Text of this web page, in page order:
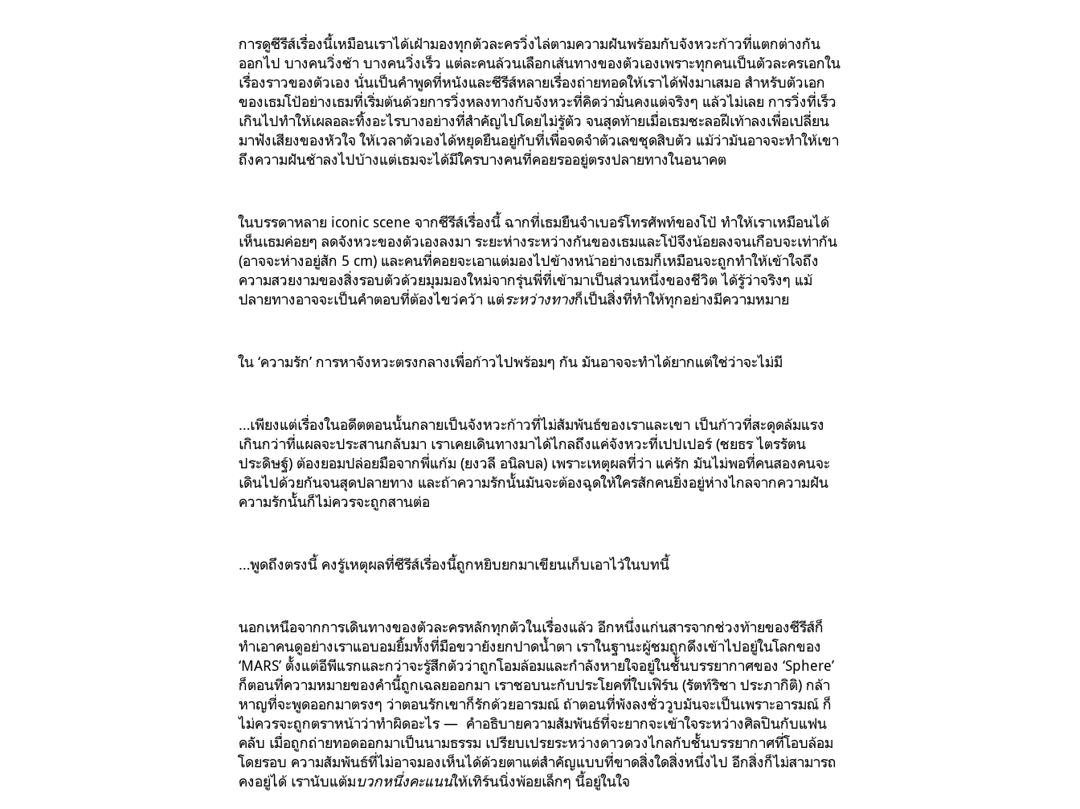
การดูซีรีส์เรื่องนี้เหมือนเราได้เฝ้ามองทุกตัวละครวิ่งไล่ตามความฝันพร้อมกับจังหวะก้าวที่แตกต่างกัน
ออกไป บางคนวิ่งช้า บางคนวิ่งเร็ว แต่ละคนล้วนเลือกเส้นทางของตัวเองเพราะทุกคนเป็นตัวละครเอกใน
เรื่องราวของตัวเอง นั่นเป็นคำพูดที่หนังและซีรีส์หลายเรื่องถ่ายทอดให้เราได้ฟังมาเสมอ สำหรับตัวเอก
ของเธมโป้อย่างเธมที่เริ่มต้นด้วยการวิ่งหลงทางกับจังหวะที่คิดว่ามั่นคงแต่จริงๆ แล้วไม่เลย การวิ่งที่เร็ว
เกินไปทำให้เผลอละทิ้งอะไรบางอย่างที่สำคัญไปโดยไม่รู้ตัว จนสุดท้ายเมื่อเธมชะลอฝีเท้าลงเพื่อเปลี่ยน
มาฟังเสียงของหัวใจ ให้เวลาตัวเองได้หยุดยืนอยู่กับที่เพื่อจดจำตัวเลขชุดสิบตัว แม้ว่ามันอาจจะทำให้เขา
ถึงความฝันช้าลงไปบ้างแต่เธมจะได้มีใครบางคนที่คอยรออยู่ตรงปลายทางในอนาคต
ในบรรดาหลาย iconic scene จากซีรีส์เรื่องนี้ ฉากที่เธมยืนจำเบอร์โทรศัพท์ของโป้ ทำให้เราเหมือนได้
เห็นเธมค่อยๆ ลดจังหวะของตัวเองลงมา ระยะห่างระหว่างกันของเธมและโป้จึงน้อยลงจนเกือบจะเท่ากัน
(อาจจะห่างอยู่สัก 5 cm) และคนที่คอยจะเอาแต่มองไปข้างหน้าอย่างเธมก็เหมือนจะถูกทำให้เข้าใจถึง
ความสวยงามของสิ่งรอบตัวด้วยมุมมองใหม่จากรุ่นพี่ที่เข้ามาเป็นส่วนหนึ่งของชีวิต ได้รู้ว่าจริงๆ แม้
ปลายทางอาจจะเป็นคำตอบที่ต้องไขว่คว้า แต่ระหว่างทางก็เป็นสิ่งที่ทำให้ทุกอย่างมีความหมาย
ใน ‘ความรัก’ การหาจังหวะตรงกลางเพื่อก้าวไปพร้อมๆ กัน มันอาจจะทำได้ยากแต่ใช่ว่าจะไม่มี
…เพียงแต่เรื่องในอดีตตอนนั้นกลายเป็นจังหวะก้าวที่ไม่สัมพันธ์ของเราและเขา เป็นก้าวที่สะดุดล้มแรง
เกินกว่าที่แผลจะประสานกลับมา เราเคยเดินทางมาได้ไกลถึงแค่จังหวะที่เปปเปอร์ (ชยธร ไตรรัตน
ประดิษฐ์) ต้องยอมปล่อยมือจากพี่แก้ม (ยงวลี อนิลบล) เพราะเหตุผลที่ว่า แค่รัก มันไม่พอที่คนสองคนจะ
เดินไปด้วยกันจนสุดปลายทาง และถ้าความรักนั้นมันจะต้องฉุดให้ใครสักคนยิ่งอยู่ห่างไกลจากความฝัน
ความรักนั้นก็ไม่ควรจะถูกสานต่อ
…พูดถึงตรงนี้ คงรู้เหตุผลที่ซีรีส์เรื่องนี้ถูกหยิบยกมาเขียนเก็บเอาไว้ในบทนี้
นอกเหนือจากการเดินทางของตัวละครหลักทุกตัวในเรื่องแล้ว อีกหนึ่งแก่นสารจากช่วงท้ายของซีรีส์ก็
ทำเอาคนดูอย่างเราแอบอมยิ้มทั้งที่มือขวายังยกปาดน้ำตา เราในฐานะผู้ชมถูกดึงเข้าไปอยู่ในโลกของ
‘MARS’ ตั้งแต่อีพีแรกและกว่าจะรู้สึกตัวว่าถูกโอมล้อมและกำลังหายใจอยู่ในชั้นบรรยากาศของ ‘Sphere’
ก็ตอนที่ความหมายของคำนี้ถูกเฉลยออกมา เราชอบนะกับประโยคที่ใบเฟิร์น (รัตท์ริชา ประภากิติ) กล้า
หาญที่จะพูดออกมาตรงๆ ว่าตอนรักเขาก็รักด้วยอารมณ์ ถ้าตอนที่พังลงชั่ววูบมันจะเป็นเพราะอารมณ์ ก็
ไม่ควรจะถูกตราหน้าว่าทำผิดอะไร — คำอธิบายความสัมพันธ์ที่จะยากจะเข้าใจระหว่างศิลปินกับแฟน
คลับ เมื่อถูกถ่ายทอดออกมาเป็นนามธรรม เปรียบเปรยระหว่างดาวดวงไกลกับชั้นบรรยากาศที่โอบล้อม
โดยรอบ ความสัมพันธ์ที่ไม่อาจมองเห็นได้ด้วยตาแต่สำคัญแบบที่ขาดสิ่งใดสิ่งหนึ่งไป อีกสิ่งก็ไม่สามารถ
คงอยู่ได้ เรานับแต้มบวกหนึ่งคะแนนให้เทิร์นนิ่งพ้อยเล็กๆ นี้อยู่ในใจ